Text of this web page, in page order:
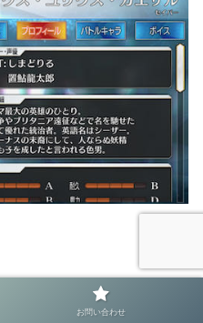
お問い合わせ